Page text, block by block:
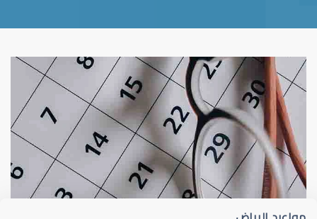
قلوبال لرعاية العين ضعف نظر